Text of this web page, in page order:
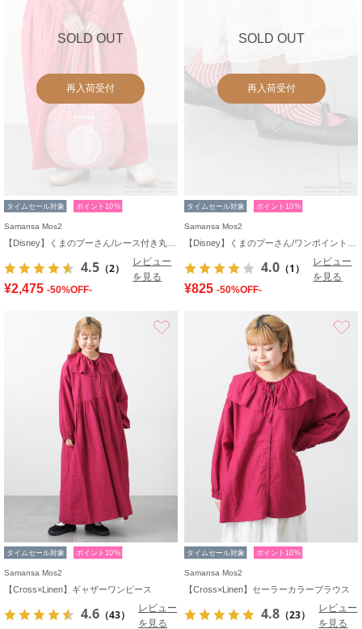
SOLD OUT
再入荷受付
タイムセール対象 ポイント10%
Samansa Mos2
4.5 （2）
レビュー
を見る
¥2,475 -50%OFF-
SOLD OUT
再入荷受付
タイムセール対象 ポイント10%
Samansa Mos2
4.0 （1）
レビュー
を見る
¥825 -50%OFF-
タイムセール対象 ポイント10%
Samansa Mos2
【Cross×Linen】ギャザーワンピース
4.6 （43）
レビュー
を見る
タイムセール対象 ポイント10%
Samansa Mos2
【Cross×Linen】セーラーカラーブラウス
4.8 （23）
レビュー
を見る